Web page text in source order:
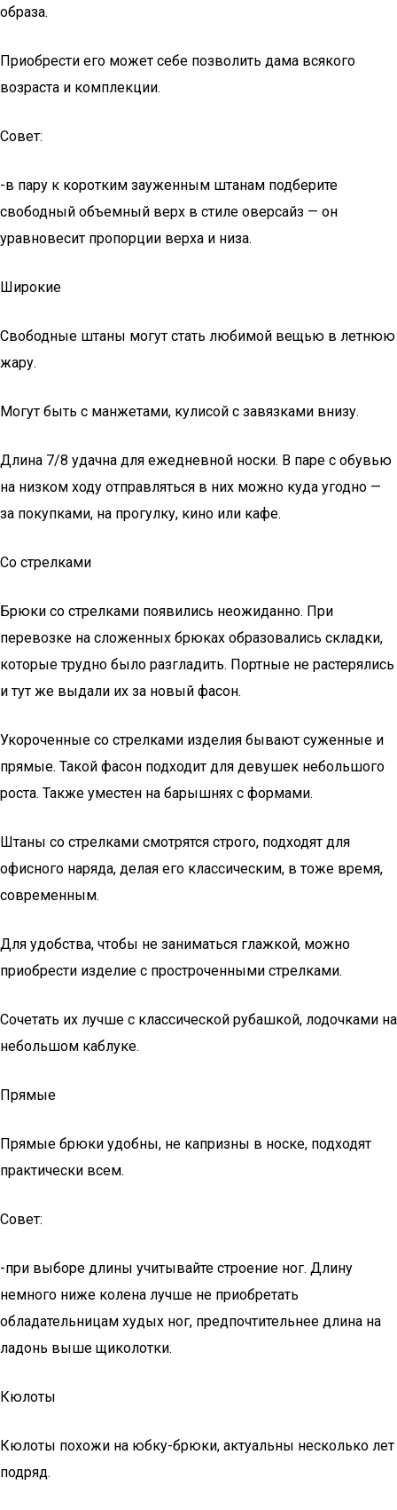
образа.
Приобрести его может себе позволить дама всякого
возраста и комплекции.
Совет:
-в пару к коротким зауженным штанам подберите
свободный объемный верх в стиле оверсайз — он
уравновесит пропорции верха и низа.
Широкие
Свободные штаны могут стать любимой вещью в летнюю
жару.
Могут быть с манжетами, кулисой с завязками внизу.
Длина 7/8 удачна для ежедневной носки. В паре с обувью
на низком ходу отправляться в них можно куда угодно —
за покупками, на прогулку, кино или кафе.
Со стрелками
Брюки со стрелками появились неожиданно. При
перевозке на сложенных брюках образовались складки,
которые трудно было разгладить. Портные не растерялись
и тут же выдали их за новый фасон.
Укороченные со стрелками изделия бывают суженные и
прямые. Такой фасон подходит для девушек небольшого
роста. Также уместен на барышнях с формами.
Штаны со стрелками смотрятся строго, подходят для
офисного наряда, делая его классическим, в тоже время,
современным.
Для удобства, чтобы не заниматься глажкой, можно
приобрести изделие с простроченными стрелками.
Сочетать их лучше с классической рубашкой, лодочками на
небольшом каблуке.
Прямые
Прямые брюки удобны, не капризны в носке, подходят
практически всем.
Совет:
-при выборе длины учитывайте строение ног. Длину
немного ниже колена лучше не приобретать
обладательницам худых ног, предпочтительнее длина на
ладонь выше щиколотки.
Кюлоты
Кюлоты похожи на юбку-брюки, актуальны несколько лет
подряд.